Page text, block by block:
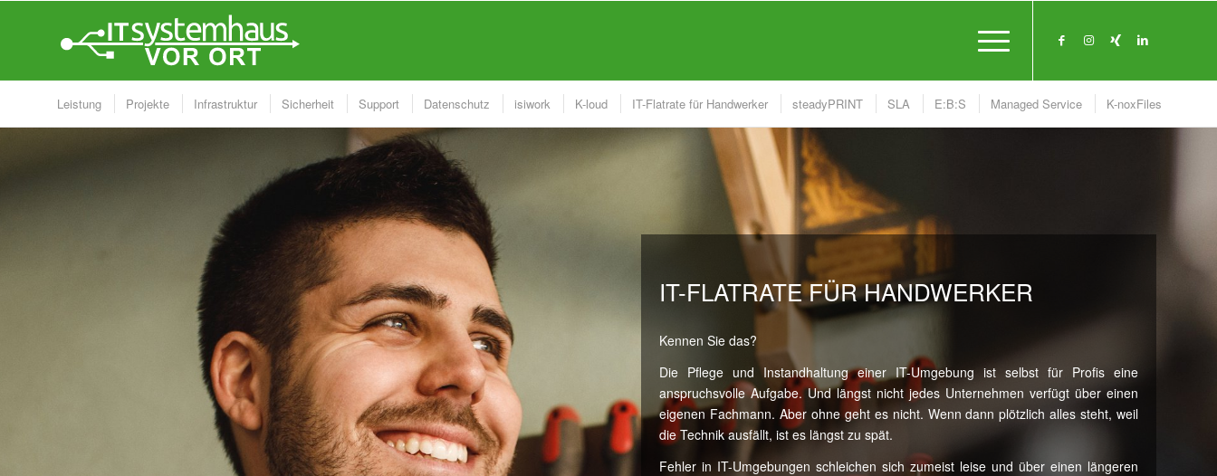
Leistung Projekte Infrastruktur Sicherheit Support Datenschutz isiwork K-loud IT-Flatrate für Handwerker steadyPRINT SLA E:B:S Managed Service K-noxFiles
IT-FLATRATE FÜR HANDWERKER
Kennen Sie das?
Die Pflege und Instandhaltung einer IT-Umgebung ist selbst für Profis eine
anspruchsvolle Aufgabe. Und längst nicht jedes Unternehmen verfügt über einen
eigenen Fachmann. Aber ohne geht es nicht. Wenn dann plötzlich alles steht, weil
die Technik ausfällt, ist es längst zu spät.
Fehler in IT-Umgebungen schleichen sich zumeist leise und über einen längeren